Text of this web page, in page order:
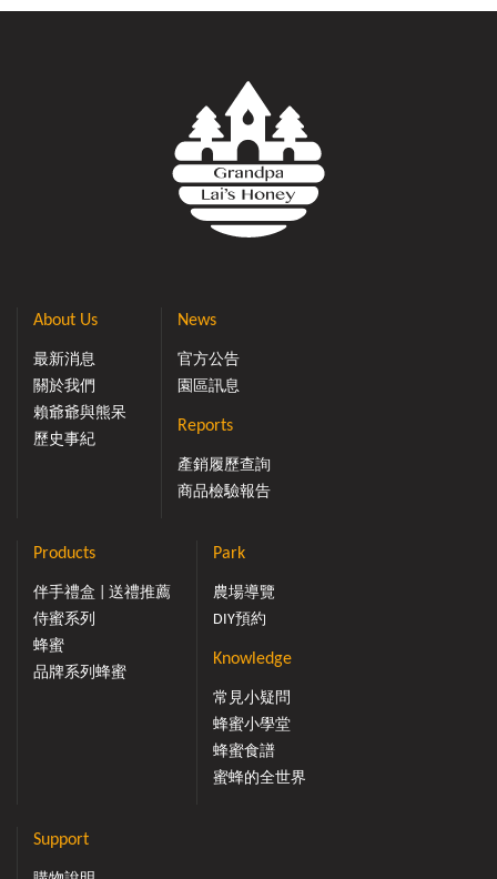
About Us
最新消息
關於我們
賴爺爺與熊呆
歷史事紀
News
官方公告
園區訊息
Reports
產銷履歷查詢
商品檢驗報告
Products
伴手禮盒 | 送禮推薦
侍蜜系列
蜂蜜
品牌系列蜂蜜
Park
農場導覽
DIY預約
Knowledge
常見小疑問
蜂蜜小學堂
蜂蜜食譜
蜜蜂的全世界
Support